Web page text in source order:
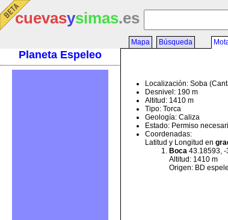
cuevasysimas.es
Planeta Espeleo
Mapa Búsqueda
Localización: Soba
Desnivel: 190 m
Altitud: 1410 m
Tipo: Torca
Geología: Caliza
Estado: Permiso
Coordenadas:
Latitud y Longitud en
Boca 43.18593, -
Altitud: 1410 m
Origen: BD